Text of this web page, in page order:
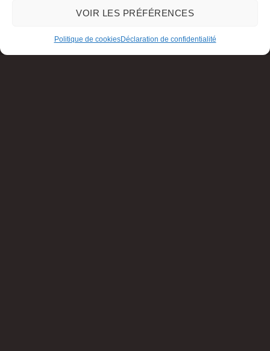
VOIR LES PRÉFÉRENCES
Politique de cookiesDéclaration de confidentialité